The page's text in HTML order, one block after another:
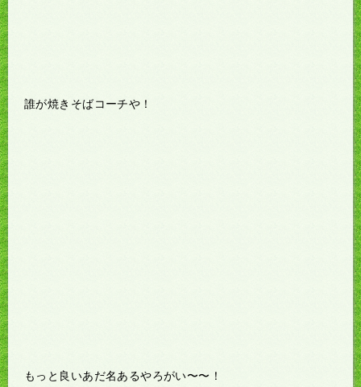
誰が焼きそばコーチや！
もっと良いあだ名あるやろがい〜〜！